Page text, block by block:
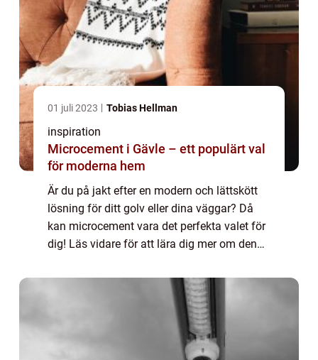
01 juli 2023 Tobias Hellman
inspiration
Microcement i Gävle – ett populärt val
för moderna hem
Är du på jakt efter en modern och lättskött
lösning för ditt golv eller dina väggar? Då
kan microcement vara det perfekta valet för
dig! Läs vidare för att lära dig mer om denna